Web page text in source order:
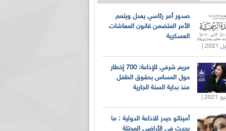
صدور أمر رئاسي يعدل ويتمم
الأمر المتضمن قانون المعاشات
العسكرية
مريم شرفي للإذاعة: 700 إخطار
حول المساس بحقوق الطفل
منذ بداية السنة الجارية
أميناتو حيدر للاذاعة الدولية : ما
يحدث في الأراضي المحتلة